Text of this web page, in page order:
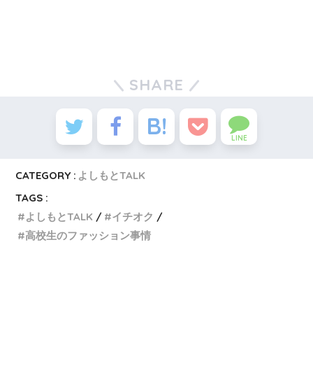
SHARE
LINE
CATEGORY : よしもとTALK
TAGS :
よしもとTALK
イチオク
高校生のファッション事情